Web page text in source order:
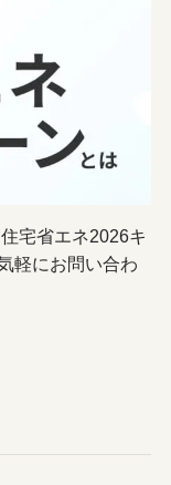
宅省エネ2026キ
軽にお問い合わ